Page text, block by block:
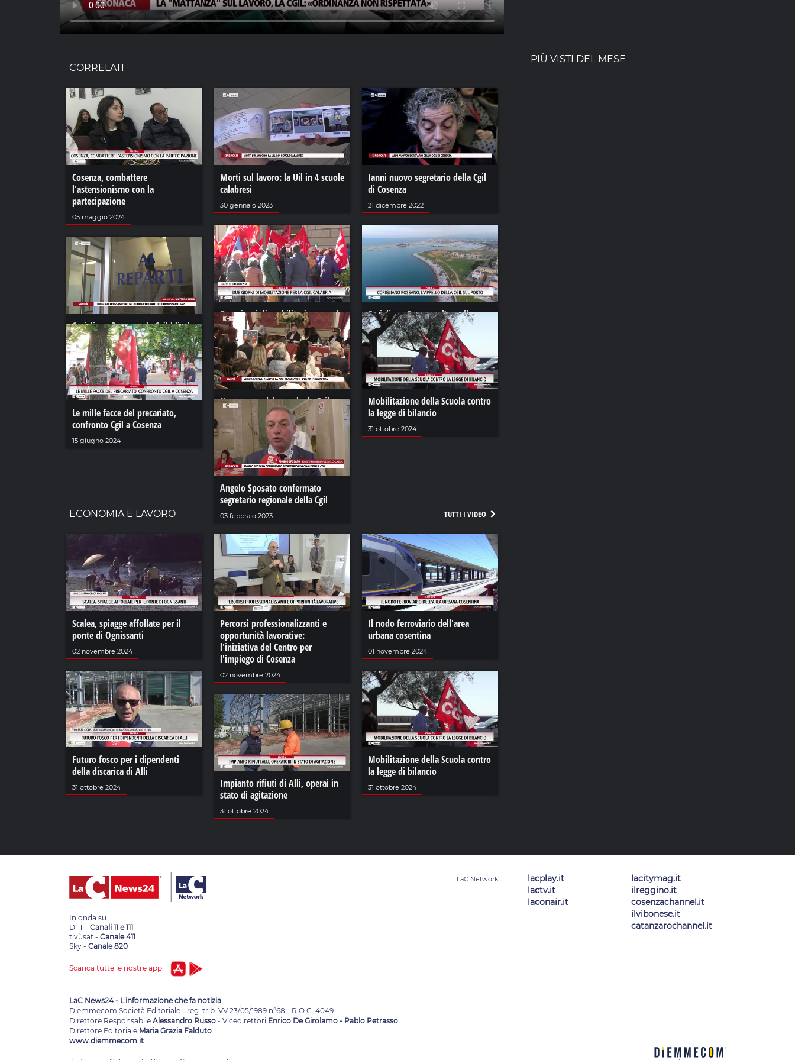
CORRELATI
Cosenza, combattere
l'astensionismo con la
partecipazione
05 maggio 2024
Morti sul lavoro: la Uil in 4 scuole
calabresi
30 gennaio 2023
Ianni nuovo segretario della Cgil
di Cosenza
21 dicembre 2022
Due giorni di mobilitazione per la
Cgil Calabria
06 maggio 2024
Corigliano Rossano, l’appello
della CGIL sul porto
07 giugno 2024
Corigliano Rossano: la Cgil blinda
l’operato del commissario Asp
13 dicembre 2021
Nuovo ospedale, anche la Cgil
promuove il sito dell'università
30 settembre 2023
Mobilitazione della Scuola contro
la legge di bilancio
31 ottobre 2024
Le mille facce del precariato,
confronto Cgil a Cosenza
15 giugno 2024
Angelo Sposato confermato
segretario regionale della Cgil
03 febbraio 2023 TUTTI I VIDEO
ECONOMIA E LAVORO
Scalea, spiagge affollate per il
ponte di Ognissanti
02 novembre 2024
Percorsi professionalizzanti e
opportunità lavorative:
l'iniziativa del Centro per
l'impiego di Cosenza
02 novembre 2024
Il nodo ferroviario dell'area
urbana cosentina
01 novembre 2024
Futuro fosco per i dipendenti
della discarica di Alli
31 ottobre 2024
Mobilitazione della Scuola contro
la legge di bilancio
31 ottobre 2024
Impianto rifiuti di Alli, operai in
stato di agitazione
31 ottobre 2024
PIÙ VISTI DEL MESE
In onda su:
DTT - Canali 11 e 111
tivùsat - Canale 411
Sky - Canale 820
Scarica tutte le nostre app!
lacplay.it
lactv.it
laconair.it
lacitymag.it
ilreggino.it
cosenzachannel.it
ilvibonese.it
catanzarochannel.it
LaC News24 - L'informazione che fa notizia
Diemmecom Società Editoriale - reg. trib. VV 23/05/1989 n°68 - R.O.C. 4049
Direttore Responsabile Alessandro Russo - Vicedirettori Enrico De Girolamo - Pablo Petrasso
Direttore Editoriale Maria Grazia Falduto
www.diemmecom.it